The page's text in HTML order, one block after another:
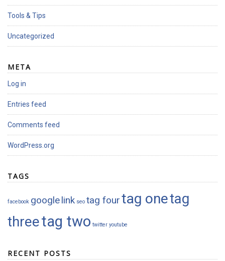
Tools & Tips
Uncategorized
META
Log in
Entries feed
Comments feed
WordPress.org
TAGS
facebook googlelink seo tag fourtag onetag
threetag two twitter youtube
RECENT POSTS